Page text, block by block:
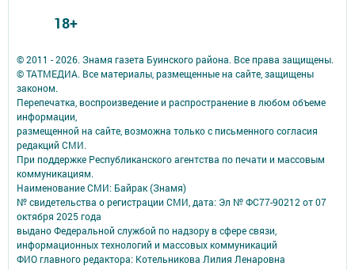
© 2011 - 2026. Знамя газета Буинского района. Все права защищены.
© ТАТМЕДИА. Все материалы, размещенные на сайте, защищены
законом.
Перепечатка, воспроизведение и распространение в любом объеме
информации,
размещенной на сайте, возможна только с письменного согласия
редакций СМИ.
При поддержке Республиканского агентства по печати и массовым
коммуникациям.
Наименование СМИ: Байрак (Знамя)
№ свидетельства о регистрации СМИ, дата: Эл № ФС77-90212 от 07
октября 2025 года
выдано Федеральной службой по надзору в сфере связи,
информационных технологий и массовых коммуникаций
ФИО главного редактора: Котельникова Лилия Ленаровна
18+